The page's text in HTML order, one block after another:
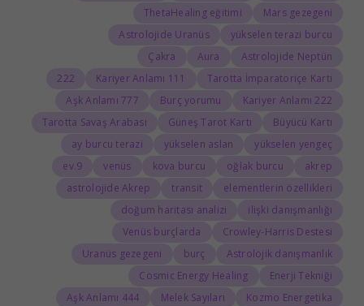
Mars gezegeni
ThetaHealing eğitimi
yükselen terazi burcu
Astrolojide Uranüs
Astrolojide Neptün
Aura
Çakra
Tarotta İmparatoriçe Kartı
111 Kariyer Anlamı
222
222 Kariyer Anlamı
Burç yorumu
777 Aşk Anlamı
Büyücü Kartı
Güneş Tarot Kartı
Tarotta Savaş Arabası
yükselen yengeç
yükselen aslan
ay burcu terazi
akrep
oğlak burcu
kova burcu
venüs
9.ev
elementlerin özellikleri
transit
astrolojide Akrep
ilişki danışmanlığı
doğum haritası analizi
Crowley-Harris Destesi
Venüs burçlarda
Astrolojik danışmanlık
burç
Uranüs gezegeni
Enerji Tekniği
Cosmic Energy Healing
Kozmo Energetika
Melek Sayıları
444 Aşk Anlamı